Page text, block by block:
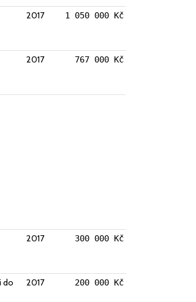
2017 1 050 000 Kč
2017 767 000 Kč
2017 300 000 Kč
do
2017 200 000 Kč